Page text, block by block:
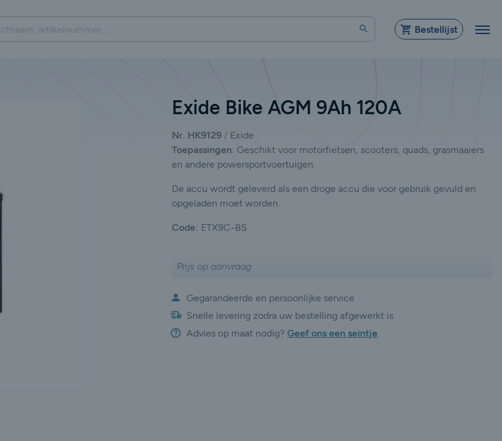
Zoeken Bestellijst
Exide Bike AGM 9Ah 120A
Nr. HK9129
Exide
Toepassingen: Geschikt voor motorfietsen, scooters, quads, grasmaaiers
en andere powersportvoertuigen.
De accu wordt geleverd als een droge accu die voor gebruik gevuld en
opgeladen moet worden.
Code: ETX9C-BS
Prijs op aanvraag
Gegarandeerde en persoonlijke service
Snelle levering zodra uw bestelling afgewerkt is
Advies op maat nodig? Geef ons een seintje.